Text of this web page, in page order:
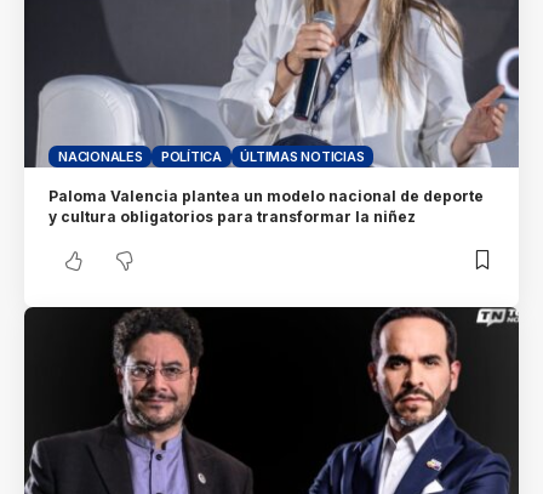
NACIONALES POLÍTICA ÚLTIMAS NOTICIAS
Paloma Valencia plantea un modelo nacional de deporte
y cultura obligatorios para transformar la niñez